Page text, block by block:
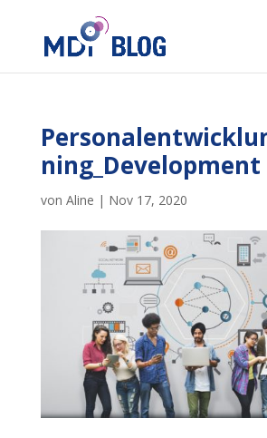
ning_Development
von Aline | Nov 17, 2020